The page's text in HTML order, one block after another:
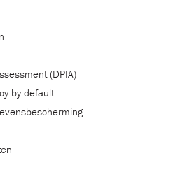
(DPIA)
by default